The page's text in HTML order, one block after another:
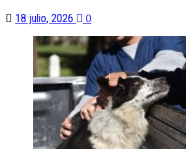
18 julio, 2026 0